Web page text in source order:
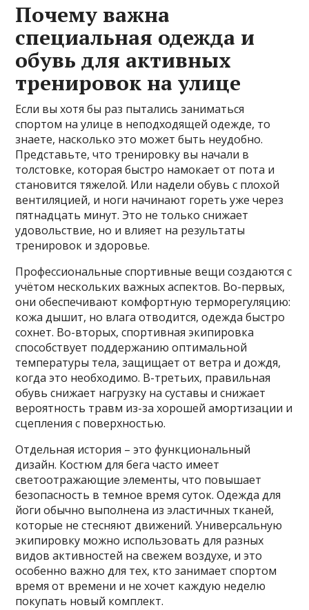
Почему важна
специальная одежда и
обувь для активных
тренировок на улице
Если вы хотя бы раз пытались заниматься
спортом на улице в неподходящей одежде, то
знаете, насколько это может быть неудобно.
Представьте, что тренировку вы начали в
толстовке, которая быстро намокает от пота и
становится тяжелой. Или надели обувь с плохой
вентиляцией, и ноги начинают гореть уже через
пятнадцать минут. Это не только снижает
удовольствие, но и влияет на результаты
тренировок и здоровье.
Профессиональные спортивные вещи создаются с
учётом нескольких важных аспектов. Во-первых,
они обеспечивают комфортную терморегуляцию:
кожа дышит, но влага отводится, одежда быстро
сохнет. Во-вторых, спортивная экипировка
способствует поддержанию оптимальной
температуры тела, защищает от ветра и дождя,
когда это необходимо. В-третьих, правильная
обувь снижает нагрузку на суставы и снижает
вероятность травм из-за хорошей амортизации и
сцепления с поверхностью.
Отдельная история – это функциональный
дизайн. Костюм для бега часто имеет
светоотражающие элементы, что повышает
безопасность в темное время суток. Одежда для
йоги обычно выполнена из эластичных тканей,
которые не стесняют движений. Универсальную
экипировку можно использовать для разных
видов активностей на свежем воздухе, и это
особенно важно для тех, кто занимает спортом
время от времени и не хочет каждую неделю
покупать новый комплект.